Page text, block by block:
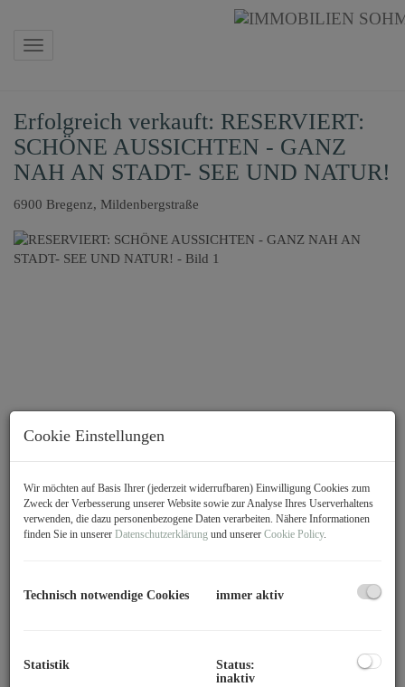
Navigation anzeigen
Erfolgreich verkauft: RESERVIERT:
SCHÖNE AUSSICHTEN - GANZ
NAH AN STADT- SEE UND NATUR!
6900 Bregenz, Mildenbergstraße
Beschreibung
Cookie Einstellungen
Wir möchten auf Basis Ihrer (jederzeit widerrufbaren) Einwilligung Cookies zum
Zweck der Verbesserung unserer Website sowie zur Analyse Ihres Userverhaltens
verwenden, die dazu personenbezogene Daten verarbeiten. Nähere Informationen
finden Sie in unserer Datenschutzerklärung und unserer Cookie Policy.
Technisch notwendige Cookies immer aktiv
Statistik
Status:
inaktiv